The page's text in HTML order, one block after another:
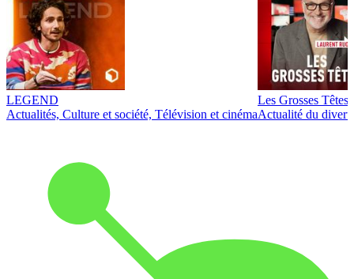
LEGEND
Actualités, Culture et société, Télévision et cinéma
Les Grosses Têtes
Actualité du